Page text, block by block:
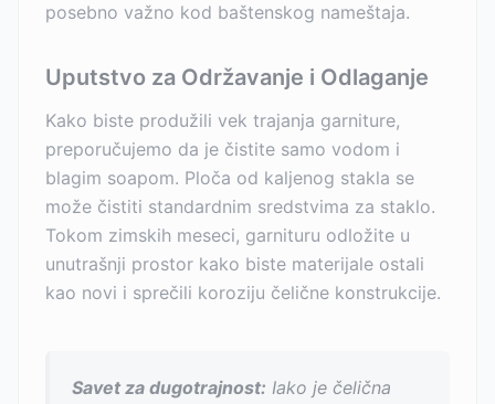
posebno važno kod baštenskog nameštaja.
Uputstvo za Održavanje i Odlaganje
Kako biste produžili vek trajanja garniture,
preporučujemo da je čistite samo vodom i
blagim soapom. Ploča od kaljenog stakla se
može čistiti standardnim sredstvima za staklo.
Tokom zimskih meseci, garnituru odložite u
unutrašnji prostor kako biste materijale ostali
kao novi i sprečili koroziju čelične konstrukcije.
Savet za dugotrajnost: Iako je čelična